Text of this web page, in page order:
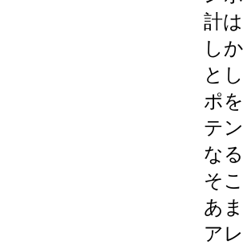
計
し
と
ポ
テ
な
そ
あ
ア